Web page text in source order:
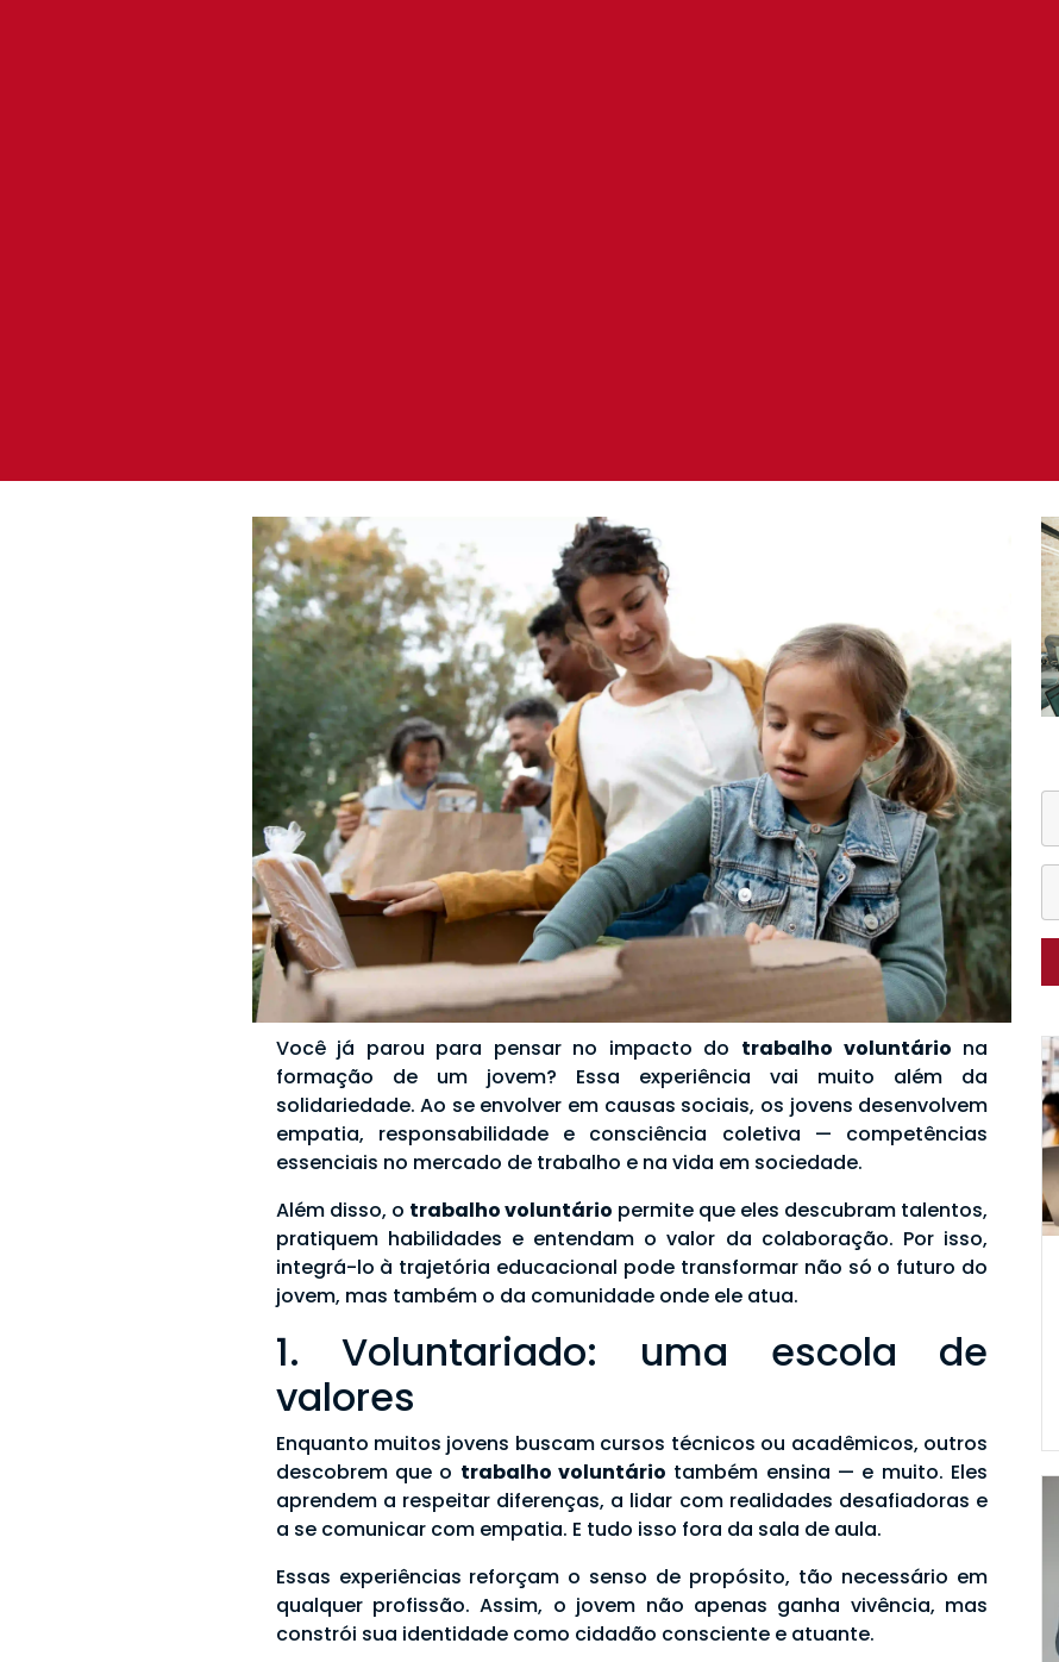
Você já parou para pensar no impacto do trabalho voluntário na
formação de um jovem? Essa experiência vai muito além da
solidariedade. Ao se envolver em causas sociais, os jovens desenvolvem
empatia, responsabilidade e consciência coletiva — competências
essenciais no mercado de trabalho e na vida em sociedade.
Além disso, o trabalho voluntário permite que eles descubram talentos,
pratiquem habilidades e entendam o valor da colaboração. Por isso,
integrá-lo à trajetória educacional pode transformar não só o futuro do
jovem, mas também o da comunidade onde ele atua.
1. Voluntariado: uma escola de
valores
Enquanto muitos jovens buscam cursos técnicos ou acadêmicos, outros
descobrem que o trabalho voluntário também ensina — e muito. Eles
aprendem a respeitar diferenças, a lidar com realidades desafiadoras e
a se comunicar com empatia. E tudo isso fora da sala de aula.
Essas experiências reforçam o senso de propósito, tão necessário em
qualquer profissão. Assim, o jovem não apenas ganha vivência, mas
constrói sua identidade como cidadão consciente e atuante.